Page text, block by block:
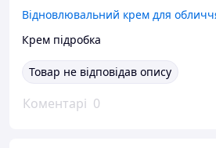
Крем підробка
Товар не відповідав опису
Коментарі 0